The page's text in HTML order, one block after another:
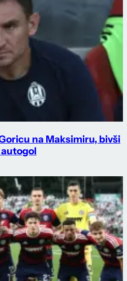
na Maksimiru, bivši